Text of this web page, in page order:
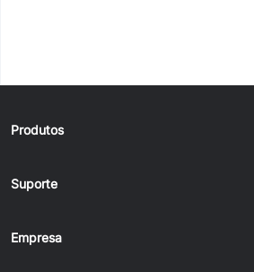
Produtos
Suporte
Empresa